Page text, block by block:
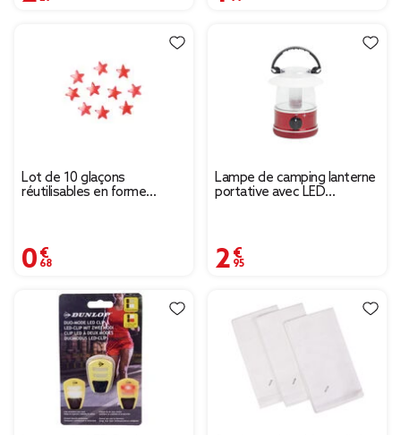
Lot de 10 glaçons
réutilisables en forme
0,68 €
Lampe de camping lanterne
portative avec LED
2,95 €